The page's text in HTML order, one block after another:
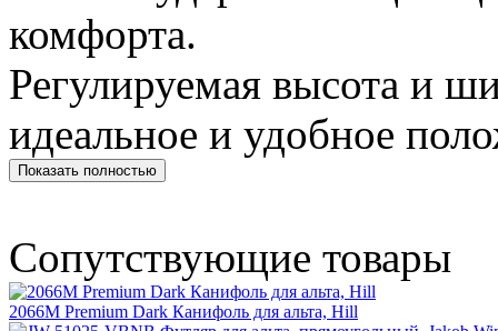
комфорта.
Регулируемая высота и
идеальное и удобное
Показать полностью
Сопутствующие товары
2066M Premium Dark Канифоль для альта, Hill